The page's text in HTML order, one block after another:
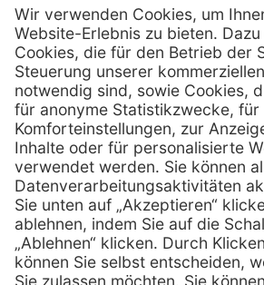
Firmensitz
PxD Praxis-Discount
Hans-Wunderlich-
D-49078 Osnabrück
Telefon: 0800 - 600
Telefon:0800 - 07
E-Mail:info @ praxis-
Services
Serviceversprechen